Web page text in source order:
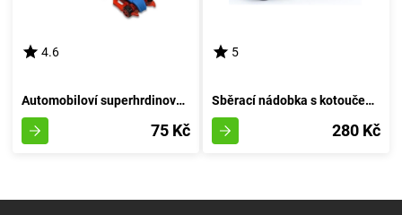
4.6
Automobiloví superhrdinové - A
75 Kč
5
Sběrací nádobka s kotoučem 27 cm - barva písku
280 Kč